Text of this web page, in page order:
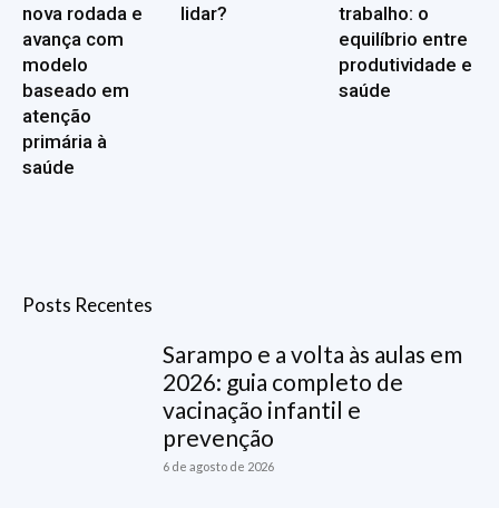
nova rodada e
avança com
modelo
baseado em
atenção
primária à
saúde
lidar?
trabalho: o
equilíbrio entre
produtividade e
saúde
Posts Recentes
Sarampo e a volta às aulas em
2026: guia completo de
vacinação infantil e
prevenção
6 de agosto de 2026